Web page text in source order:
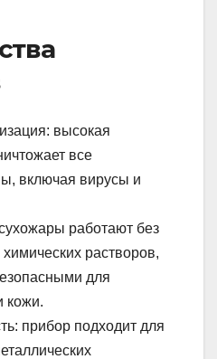
высокая
все
включая вирусы и
работают без
растворов,
для
кожи.
прибор подходит для